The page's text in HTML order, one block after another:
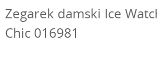
Zegarek damski Ice
Chic 016981